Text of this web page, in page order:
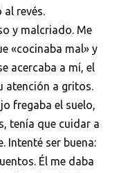
revés.
y malcriado. Me
«cocinaba mal» y
acercaba a mí, el
atención a gritos.
fregaba el suelo,
tenía que cuidar a
Intenté ser buena:
Él me daba